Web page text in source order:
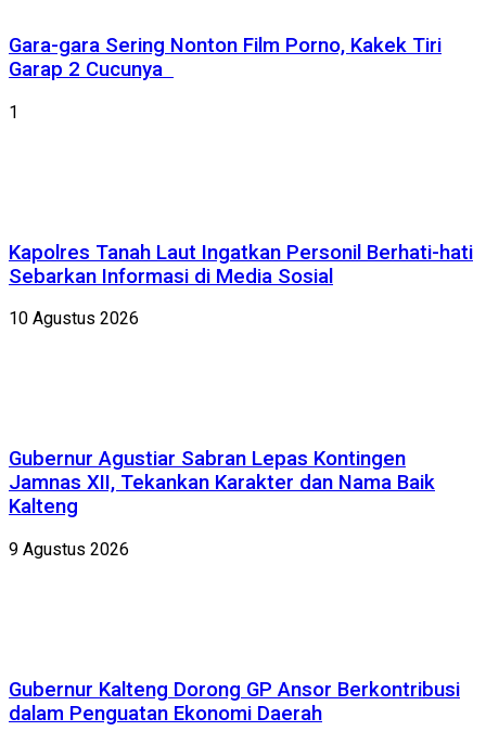
Gara-gara Sering Nonton Film Porno, Kakek Tiri
Garap 2 Cucunya
1
Kapolres Tanah Laut Ingatkan Personil Berhati-hati
Sebarkan Informasi di Media Sosial
10 Agustus 2026
Gubernur Agustiar Sabran Lepas Kontingen
Jamnas XII, Tekankan Karakter dan Nama Baik
Kalteng
9 Agustus 2026
Gubernur Kalteng Dorong GP Ansor Berkontribusi
dalam Penguatan Ekonomi Daerah